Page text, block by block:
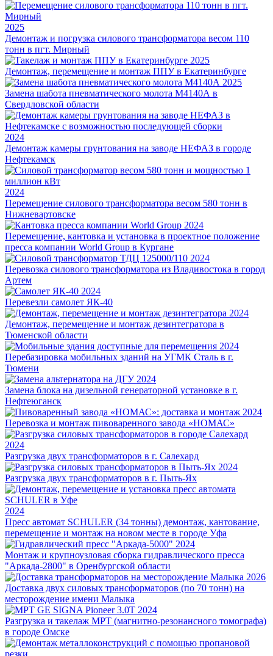
2025
Демонтаж и погрузка силового трансформатора весом 110
тонн в пгт. Мирный
2025
Демонтаж, перемещение и монтаж ППУ в Екатеринбурге
2025
Замена шабота пневматического молота М4140А в
Свердловской области
2024
Демонтаж камеры грунтования на заводе НЕФАЗ в городе
Нефтекамск
2024
Перемещение силового трансформатора весом 580 тонн в
Нижневартовске
2024
Перемещение, кантовка и установка в проектное положение
пресса компании World Group в Кургане
2024
Перевозка силового трансформатора из Владивостока в город
Артем
2024
Перевезли самолет ЯК-40
2024
Демонтаж, перемещение и монтаж дезинтегратора в
Тюменской области
2024
Перебазировка мобильных зданий на УГМК Сталь в г.
Тюмени
2024
Замена блока на дизельной генераторной установке в г.
Нефтеюганск
2024
Перевозка и монтаж пивоваренного завода «НОМАС»
2024
Разгрузка двух трансформаторов в г. Салехард
2024
Разгрузка двух трансформаторов в г. Пыть-Ях
2024
Пресс автомат SCHULER (34 тонны) демонтаж, кантование,
перемещение и монтаж на новом месте в городе Уфа
2024
Монтаж и крупноузловая сборка гидравлического пресса
"Аркада-2800" в Оренбургской области
2026
Доставка двух силовых трансформаторов (по 70 тонн) на
месторождение имени Малыка
2024
Разгрузка и такелаж МРТ (магнитно-резонансного томографа)
в городе Омске